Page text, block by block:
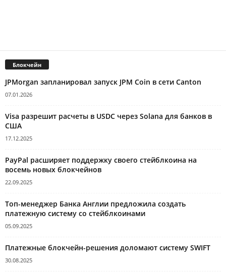
Блокчейн
JPMorgan запланировал запуск JPM Coin в сети Canton
07.01.2026
Visa разрешит расчеты в USDC через Solana для банков в
США
17.12.2025
PayPal расширяет поддержку своего стейблкоина на
восемь новых блокчейнов
22.09.2025
Топ-менеджер Банка Англии предложила создать
платежную систему со стейблкоинами
05.09.2025
Платежные блокчейн-решения доломают систему SWIFT
30.08.2025